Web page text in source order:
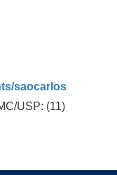
saocarlos
USP: (11)